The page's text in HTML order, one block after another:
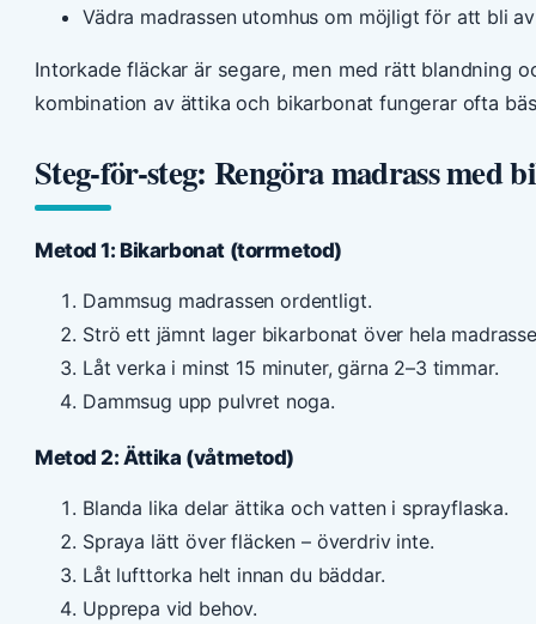
Vädra madrassen utomhus om möjligt för att bli
Intorkade fläckar är segare, men med rätt blandning
kombination av ättika och bikarbonat fungerar ofta
Steg-för-steg: Rengöra madrass med
Metod 1: Bikarbonat (torrmetod)
Dammsug madrassen ordentligt.
Strö ett jämnt lager bikarbonat över hela
Låt verka i minst 15 minuter, gärna 2–3 timmar.
Dammsug upp pulvret noga.
Metod 2: Ättika (våtmetod)
Blanda lika delar ättika och vatten i sprayflaska.
Spraya lätt över fläcken – överdriv inte.
Låt lufttorka helt innan du bäddar.
Upprepa vid behov.